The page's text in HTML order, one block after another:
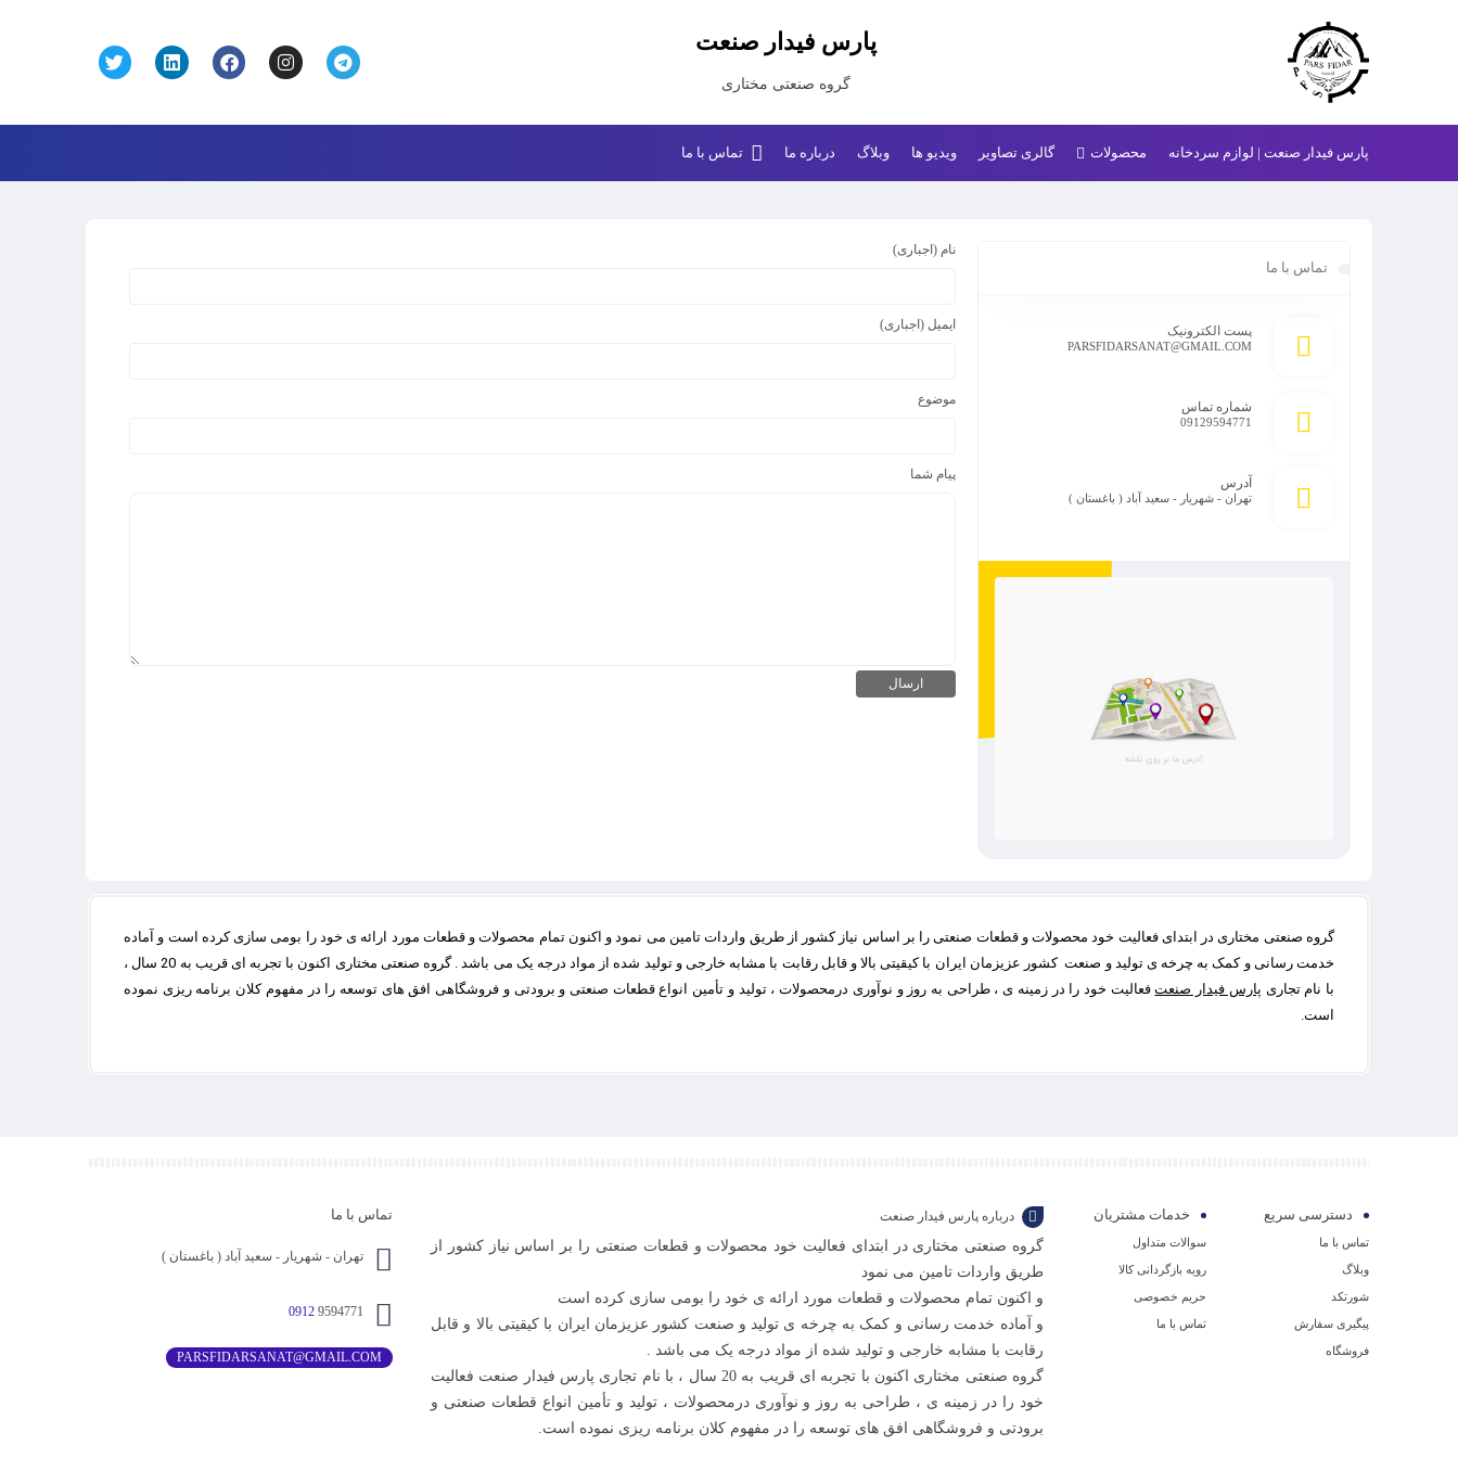
پارس فیدار صنعت
گروه صنعتی مختاری
پارس فیدار صنعت | لوازم سردخانه محصولات گالری تصاویر ویدیو ها وبلاگ درباره ما تماس با ما
تماس با ما
پست الکترونیک
PARSFIDARSANAT@GMAIL.COM
شماره تماس
09129594771
آدرس
تهران - شهریار - سعید آباد ( باغستان )
نام (اجباری)
ایمیل (اجباری)
موضوع
پیام شما
گروه صنعتی مختاری در ابتدای فعالیت خود محصولات و قطعات صنعتی را بر اساس نیاز کشور از طریق واردات تامین می نمود و اکنون تمام محصولات و قطعات مورد ارائه ی خود را بومی سازی کرده است و آماده
خدمت رسانی و کمک به چرخه ی تولید و صنعت کشور عزیزمان ایران با کیقیتی بالا و قابل رقابت با مشابه خارجی و تولید شده از مواد درجه یک می باشد . گروه صنعتی مختاری اکنون با تجربه ای قریب به 20 سال ،
با نام تجاری پارس فیدار صنعتفعالیت خود را در زمینه ی ، طراحی به روز و نوآوری درمحصولات ، تولید و تأمین انواع قطعات صنعتی و برودتی و فروشگاهی افق های توسعه را در مفهوم کلان برنامه ریزی نموده
است.
دسترسی سریع
تماس با ما
وبلاگ
شورتکد
پیگیری سفارش
فروشگاه
خدمات مشتریان
سوالات متداول
رویه بازگردانی کالا
حریم خصوصی
تماس با ما
درباره پارس فیدار صنعت
گروه صنعتی مختاری در ابتدای فعالیت خود محصولات و قطعات صنعتی را بر اساس نیاز کشور از
طریق واردات تامین می نمود
و اکنون تمام محصولات و قطعات مورد ارائه ی خود را بومی سازی کرده است
و آماده خدمت رسانی و کمک به چرخه ی تولید و صنعت کشور عزیزمان ایران با کیقیتی بالا و قابل
رقابت با مشابه خارجی و تولید شده از مواد درجه یک می باشد .
گروه صنعتی مختاری اکنون با تجربه ای قریب به 20 سال ، با نام تجاری پارس فیدار صنعت فعالیت
خود را در زمینه ی ، طراحی به روز و نوآوری درمحصولات ، تولید و تأمین انواع قطعات صنعتی و
برودتی و فروشگاهی افق های توسعه را در مفهوم کلان برنامه ریزی نموده است.
تماس با ما
تهران - شهریار - سعید آباد ( باغستان )
0912 9594771
PARSFIDARSANAT@GMAIL.COM